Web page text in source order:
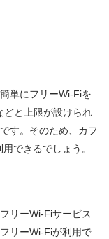
単にフリーWi-Fiを
どと上限が設けられ
す。そのため、カフ
できるでしょう。
リーWi-Fiサービス
リーWi-Fiが利用で